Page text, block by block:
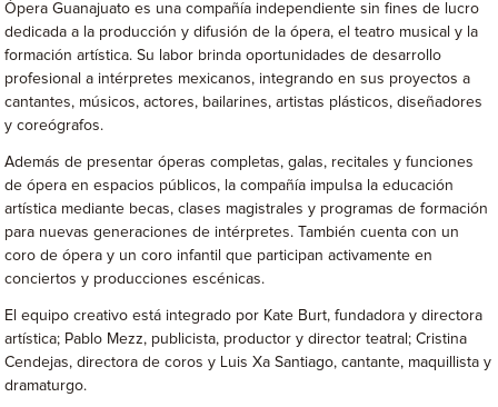
Ópera Guanajuato es una compañía independiente sin fines de lucro
dedicada a la producción y difusión de la ópera, el teatro musical y la
formación artística. Su labor brinda oportunidades de desarrollo
profesional a intérpretes mexicanos, integrando en sus proyectos a
cantantes, músicos, actores, bailarines, artistas plásticos, diseñadores
y coreógrafos.
Además de presentar óperas completas, galas, recitales y funciones
de ópera en espacios públicos, la compañía impulsa la educación
artística mediante becas, clases magistrales y programas de formación
para nuevas generaciones de intérpretes. También cuenta con un
coro de ópera y un coro infantil que participan activamente en
conciertos y producciones escénicas.
El equipo creativo está integrado por Kate Burt, fundadora y directora
artística; Pablo Mezz, publicista, productor y director teatral; Cristina
Cendejas, directora de coros y Luis Xa Santiago, cantante, maquillista y
dramaturgo.